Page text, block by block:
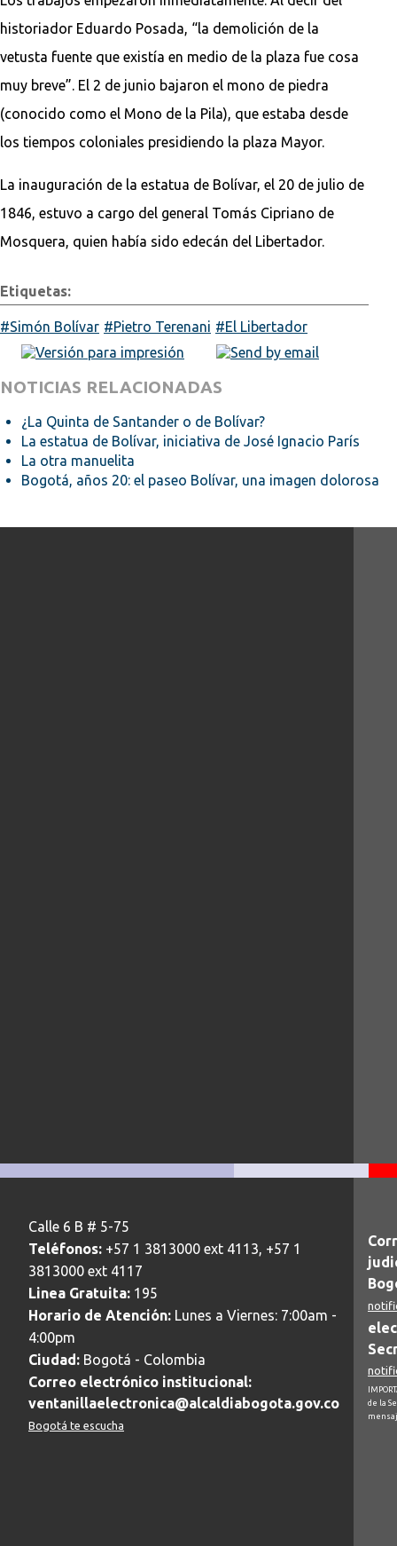
historiador Eduardo Posada, “la demolición de la
vetusta fuente que existía en medio de la plaza fue cosa
muy breve”. El 2 de junio bajaron el mono de piedra
(conocido como el Mono de la Pila), que estaba desde
los tiempos coloniales presidiendo la plaza Mayor.
La inauguración de la estatua de Bolívar, el 20 de julio de
1846, estuvo a cargo del general Tomás Cipriano de
Mosquera, quien había sido edecán del Libertador.
Etiquetas:
Simón Bolívar Pietro Terenani El Libertador
NOTICIAS RELACIONADAS
¿La Quinta de Santander o de Bolívar?
La estatua de Bolívar, iniciativa de José Ignacio París
La otra manuelita
Bogotá, años 20: el paseo Bolívar, una imagen dolorosa
Calle 6 B # 5-75
Teléfonos: +57 1 3813000 ext 4113, +57 1
3813000 ext 4117
Linea Gratuita: 195
Horario de Atención: Lunes a Viernes: 7:00am -
4:00pm
Ciudad: Bogotá - Colombia
Correo electrónico institucional:
ventanillaelectronica@alcaldiabogota.gov.co
Bogotá te escucha
de la